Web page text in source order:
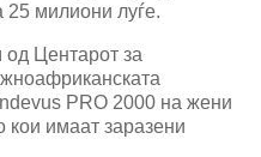
25 милиони луѓе.
Центарот за
PRO 2000 на жени
кои имаат заразени